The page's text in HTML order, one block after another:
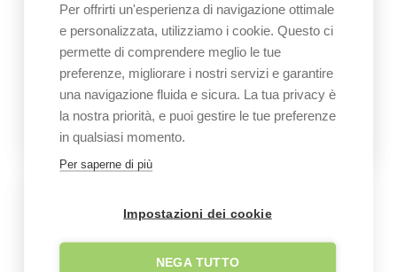
Per offrirti un'esperienza di navigazione ottimale
e personalizzata, utilizziamo i cookie. Questo ci
permette di comprendere meglio le tue
preferenze, migliorare i nostri servizi e garantire
una navigazione fluida e sicura. La tua privacy è
la nostra priorità, e puoi gestire le tue preferenze
in qualsiasi momento.
Per saperne di più
Impostazioni dei cookie
NEGA TUTTO